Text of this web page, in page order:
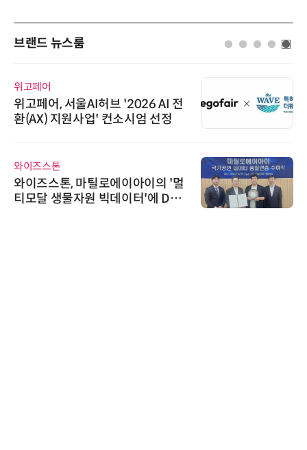
브랜드 뉴스룸
위고페어
위고페어, 서울AI허브 '2026 AI 전
환(AX) 지원사업' 컨소시엄 선정
와이즈스톤
와이즈스톤, 마틸로에이아이의 '멀
티모달 생물자원 빅데이터'에 DQ